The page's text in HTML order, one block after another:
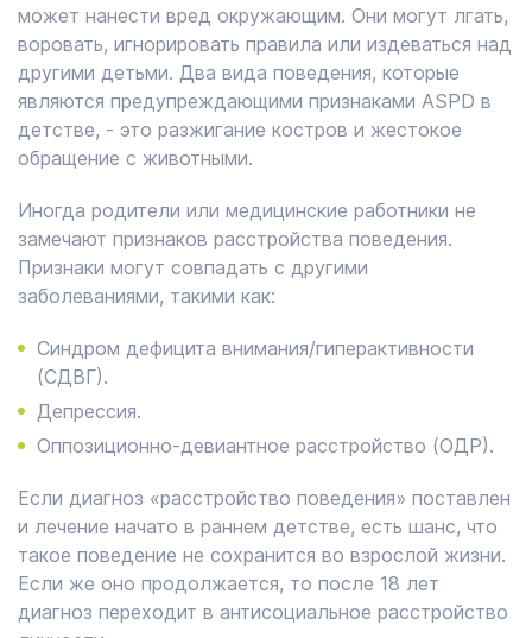
может нанести вред окружающим. Они могут лгать,
воровать, игнорировать правила или издеваться над
другими детьми. Два вида поведения, которые
являются предупреждающими признаками ASPD в
детстве, - это разжигание костров и жестокое
обращение с животными.
Иногда родители или медицинские работники не
замечают признаков расстройства поведения.
Признаки могут совпадать с другими
заболеваниями, такими как:
Синдром дефицита внимания/гиперактивности
(СДВГ).
Депрессия.
Оппозиционно-девиантное расстройство (ОДР).
Если диагноз «расстройство поведения» поставлен
и лечение начато в раннем детстве, есть шанс, что
такое поведение не сохранится во взрослой жизни.
Если же оно продолжается, то после 18 лет
диагноз переходит в антисоциальное расстройство